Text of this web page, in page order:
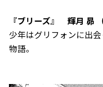
『ブリーズ』 輝月 昴
少年はグリフォンに出
物語。